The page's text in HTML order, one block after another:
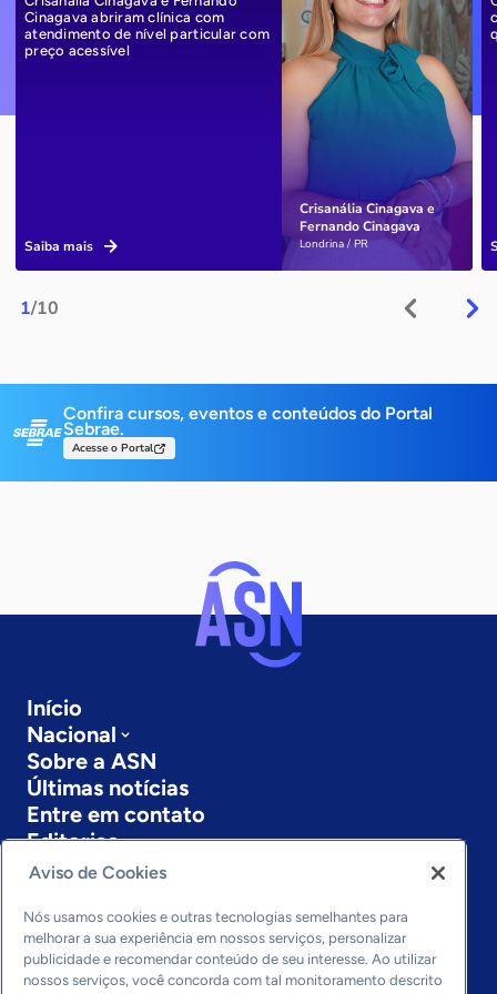
1/10
Crisanália Cinagava e
Fernando Cinagava
Londrina / PR
Cinagava abriram clínica com
atendimento de nível particular com
preço acessível
Saiba mais
Confira cursos, eventos e conteúdos do Portal
Sebrae.
Acesse o Portal
Início
Nacional
Sobre a ASN
Últimas notícias
Entre em contato
Editorias
Economia & Política
Inovação & Tecnologia
Cultura empreendedora
Dados
Aviso de Cookies
Nós usamos cookies e outras tecnologias semelhantes para
melhorar a sua experiência em nossos serviços, personalizar
publicidade e recomendar conteúdo de seu interesse. Ao utilizar
nossos serviços, você concorda com tal monitoramento descrito